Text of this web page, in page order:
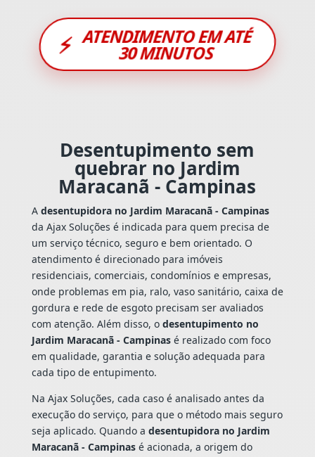
⚡ ATENDIMENTO EM ATÉ
30 MINUTOS
Desentupimento sem
quebrar no Jardim
Maracanã - Campinas
A desentupidora no Jardim Maracanã - Campinas
da Ajax Soluções é indicada para quem precisa de
um serviço técnico, seguro e bem orientado. O
atendimento é direcionado para imóveis
residenciais, comerciais, condomínios e empresas,
onde problemas em pia, ralo, vaso sanitário, caixa de
gordura e rede de esgoto precisam ser avaliados
com atenção. Além disso, o desentupimento no
Jardim Maracanã - Campinasé realizado com foco
em qualidade, garantia e solução adequada para
cada tipo de entupimento.
Na Ajax Soluções, cada caso é analisado antes da
execução do serviço, para que o método mais seguro
seja aplicado. Quando a desentupidora no Jardim
Maracanã - Campinasé acionada, a origem do